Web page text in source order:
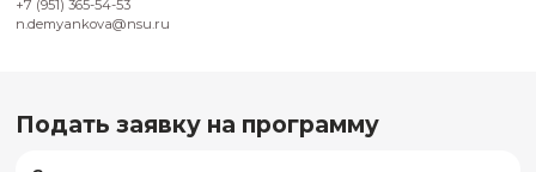
упаковка инженерного кружка и
инструменты продвижения в цифровой